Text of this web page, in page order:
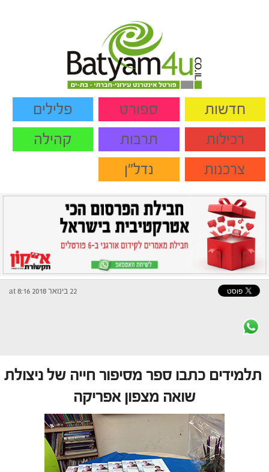
חדשות ספורט
פלילים
רכילות
תרבות
קהילה
צרכנות
נדל"ן
22 בינואר 2018 at 8:16
תלמידים כתבו ספר מסיפור חייה של ניצולת
שואה מצפון אפריקה